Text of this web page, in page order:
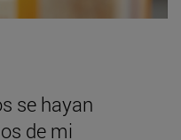
se hayan
de mi